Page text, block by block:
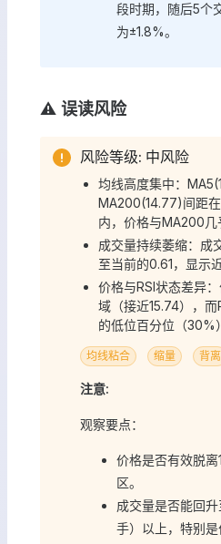
段时期，随后5个
为±1.8%。
⚠️ 误读风险
风险等级: 中风险
均线高度集中：
MA200(14.77)间距
内，价格与MA200几
成交量持续萎缩：成
至当前的0.61，显示
价格与RSI状态差异
域（接近15.74），
的低位百分位（30%
均线粘合 缩量 背离
注意:
观察要点：
价格是否有效脱
区。
成交量是否能回
手）以上，特别